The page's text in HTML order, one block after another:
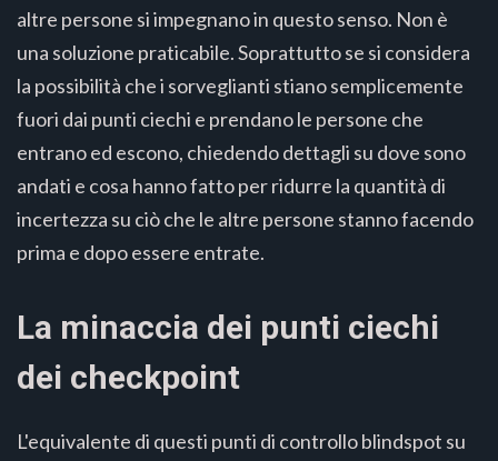
altre persone si impegnano in questo senso. Non è
una soluzione praticabile. Soprattutto se si considera
la possibilità che i sorveglianti stiano semplicemente
fuori dai punti ciechi e prendano le persone che
entrano ed escono, chiedendo dettagli su dove sono
andati e cosa hanno fatto per ridurre la quantità di
incertezza su ciò che le altre persone stanno facendo
prima e dopo essere entrate.
La minaccia dei punti ciechi
dei checkpoint
L'equivalente di questi punti di controllo blindspot su